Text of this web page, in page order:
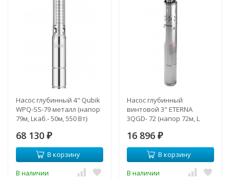
Насос глубинный 4" Qubik
WPQ-SS-79 металл (напор
79м, Lкаб.- 50м, 550 Вт)
68 130 ₽
В корзину
В наличии
Насос глубинный
винтовой 3" ETERNA
3QGD- 72 (напор 72м, L
16 896 ₽
В корзину
В наличии